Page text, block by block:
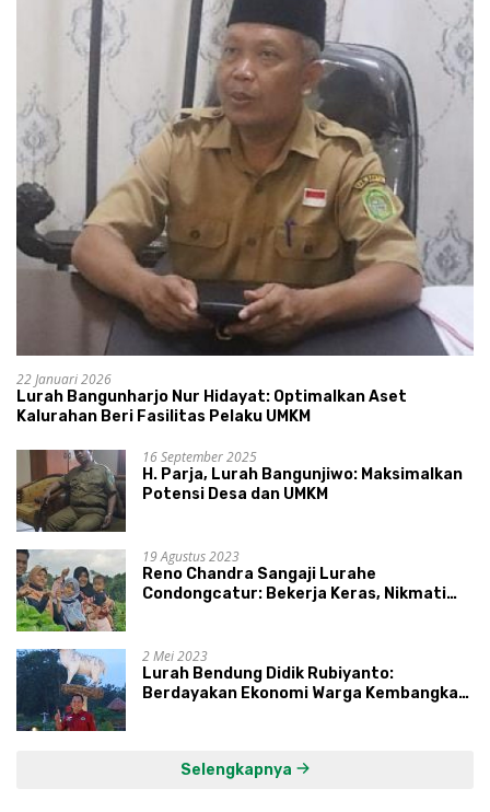
22 Januari 2026
Lurah Bangunharjo Nur Hidayat: Optimalkan Aset
Kalurahan Beri Fasilitas Pelaku UMKM
16 September 2025
H. Parja, Lurah Bangunjiwo: Maksimalkan
Potensi Desa dan UMKM
19 Agustus 2023
Reno Chandra Sangaji Lurahe
Condongcatur: Bekerja Keras, Nikmati
2 Mei 2023
Lurah Bendung Didik Rubiyanto:
Berdayakan Ekonomi Warga Kembangkan
Selengkapnya